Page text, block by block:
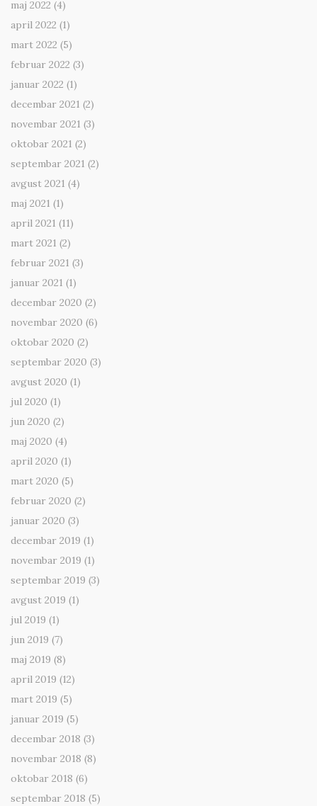
maj 2022 (4)
april 2022 (1)
mart 2022 (5)
februar 2022 (3)
januar 2022 (1)
decembar 2021 (2)
novembar 2021 (3)
oktobar 2021 (2)
septembar 2021 (2)
avgust 2021 (4)
maj 2021 (1)
april 2021 (11)
mart 2021 (2)
februar 2021 (3)
januar 2021 (1)
decembar 2020 (2)
novembar 2020 (6)
oktobar 2020 (2)
septembar 2020 (3)
avgust 2020 (1)
jul 2020 (1)
jun 2020 (2)
maj 2020 (4)
april 2020 (1)
mart 2020 (5)
februar 2020 (2)
januar 2020 (3)
decembar 2019 (1)
novembar 2019 (1)
septembar 2019 (3)
avgust 2019 (1)
jul 2019 (1)
jun 2019 (7)
maj 2019 (8)
april 2019 (12)
mart 2019 (5)
januar 2019 (5)
decembar 2018 (3)
novembar 2018 (8)
oktobar 2018 (6)
septembar 2018 (5)